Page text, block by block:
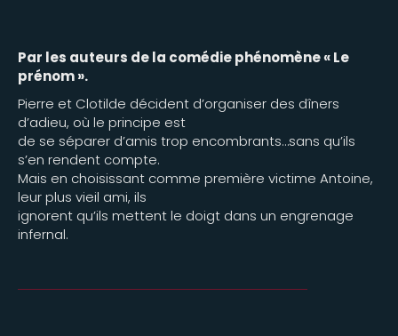
Par les auteurs de la comédie phénomène « Le
prénom ».
Pierre et Clotilde décident d’organiser des dîners
d’adieu, où le principe est
de se séparer d’amis trop encombrants…sans qu’ils
s’en rendent compte.
Mais en choisissant comme première victime Antoine,
leur plus vieil ami, ils
ignorent qu’ils mettent le doigt dans un engrenage
infernal.